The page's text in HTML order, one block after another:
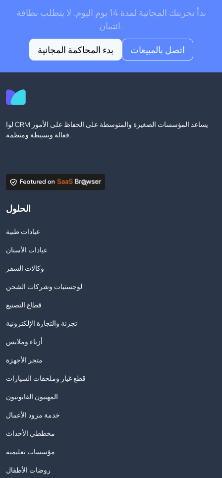
بدأ تجربتك المجانية لمدة 14 يوم اليوم. لا يتطلب بطاقة
ائتمان.
بدء المحاكمة المجانية
اتصل بالمبيعات
لوا CRM يساعد المؤسسات الصغيرة والمتوسطة على الحفاظ على الأمور
فعالة وبسيطة ومنظمة.
الحلول
عيادات طبية
عيادات الأسنان
وكالات السفر
لوجستيات وشركات الشحن
قطاع التصنيع
تجزئة والتجارة الإلكترونية
أزياء وملابس
متجر الأجهزة
قطع غيار وملحقات السيارات
المهنيون القانونيون
خدمة مزود الأعمال
مخططي الأحداث
مؤسسات تعليمية
روضات الأطفال